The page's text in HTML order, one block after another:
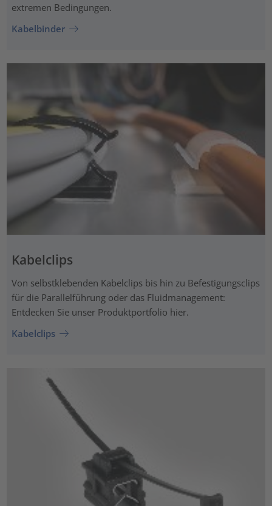
extremen Bedingungen.
Kabelbinder
Kabelclips
Von selbstklebenden Kabelclips bis hin zu Befestigungsclips
für die Parallelführung oder das Fluidmanagement:
Entdecken Sie unser Produktportfolio hier.
Kabelclips